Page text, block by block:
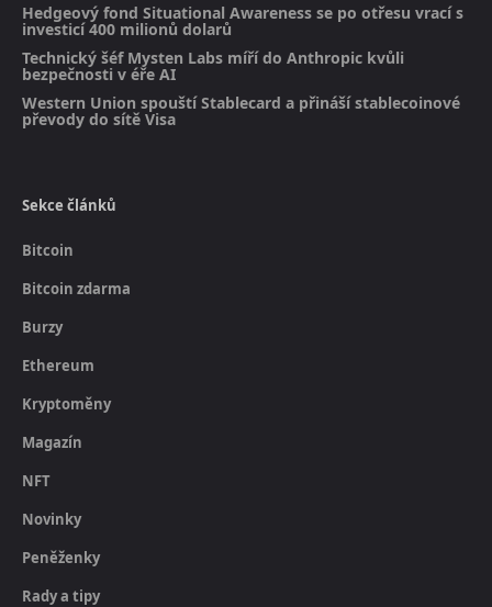
Hedgeový fond Situational Awareness se po otřesu vrací s
investicí 400 milionů dolarů
Technický šéf Mysten Labs míří do Anthropic kvůli
bezpečnosti v éře AI
Western Union spouští Stablecard a přináší stablecoinové
převody do sítě Visa
Sekce článků
Bitcoin
Bitcoin zdarma
Burzy
Ethereum
Kryptoměny
Magazín
NFT
Novinky
Peněženky
Rady a tipy